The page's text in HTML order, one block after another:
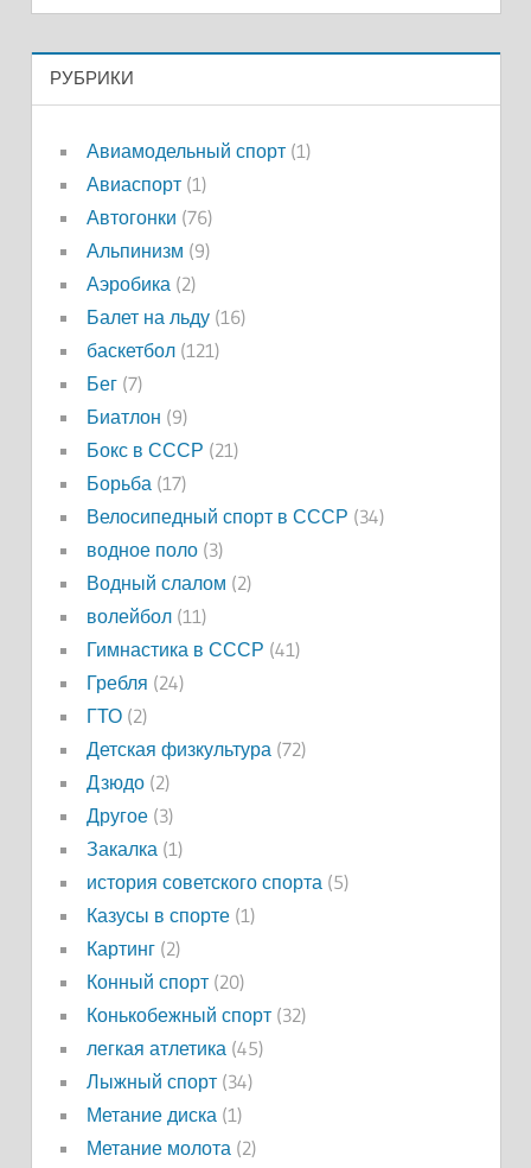
РУБРИКИ
Авиамодельный спорт(1)
Авиаспорт(1)
Автогонки (76)
Альпинизм (9)
Аэробика (2)
Балет на льду(16)
баскетбол(121)
Бег(7)
Биатлон (9)
Бокс в СССР (21)
Борьба (17)
Велосипедный спорт в СССР (34)
водное поло(3)
Водный слалом (2)
волейбол(11)
Гимнастика в СССР (41)
Гребля (24)
ГТО(2)
Детская физкультура (72)
Дзюдо(2)
Другое(3)
Закалка (1)
история советского спорта (5)
Казусы в спорте(1)
Картинг(2)
Конный спорт(20)
Конькобежный спорт(32)
легкая атлетика (45)
Лыжный спорт(34)
Метание диска (1)
Метание молота (2)